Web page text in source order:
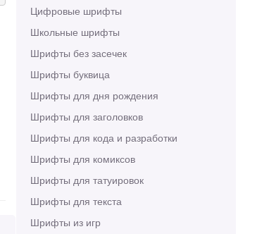
Цифровые шрифты
Школьные шрифты
Шрифты без засечек
Шрифты буквица
Шрифты для дня рождения
Шрифты для заголовков
Шрифты для кода и разработки
Шрифты для комиксов
Шрифты для татуировок
Шрифты для текста
Шрифты из игр